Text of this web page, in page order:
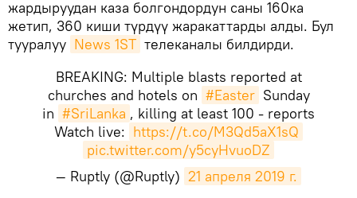
жардыруудан каза болгондордун саны 160ка
жетип, 360 киши түрдүү жаракаттарды алды. Бул
тууралуу News 1ST телеканалы билдирди.
BREAKING: Multiple blasts reported at
churches and hotels on #Easter Sunday
in #SriLanka , killing at least 100 - reports
Watch live: https://t.co/M3Qd5aX1sQ
pic.twitter.com/y5cyHvuoDZ
— Ruptly (@Ruptly) 21 апреля 2019 г.